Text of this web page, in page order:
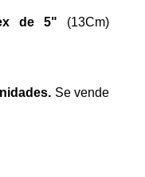
de 5" (13Cm)
. Se vende